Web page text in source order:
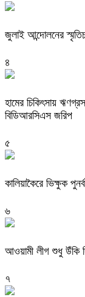
জুলাই আন্দোলনের
৪
হামের চিকিৎসায়
বিডিআরসিএস জরিপ
৫
কালিয়াকৈরে ভিক্ষুক
৬
আওয়ামী লীগ শুধু উঁকি
৭